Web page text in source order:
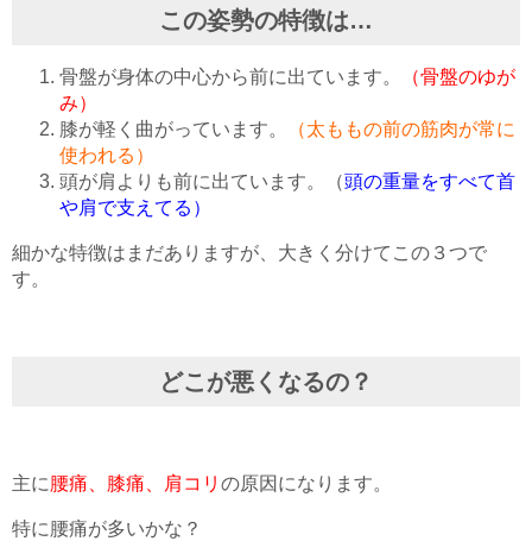
この姿勢の特徴は…
骨盤が身体の中心から前に出ています。
（骨盤のゆが
み）
膝が軽く曲がっています。
（太ももの前の筋肉が常に
使われる）
頭が肩よりも前に出ています。（頭の重量をすべて首
や肩で支えてる）
細かな特徴はまだありますが、大きく分けてこの３つで
す。
どこが悪くなるの？
主に腰痛、膝痛、肩コリ の原因になります。
特に腰痛が多いかな？